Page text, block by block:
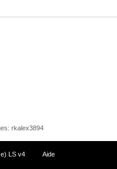
rkalex3894
LS v4 Aide